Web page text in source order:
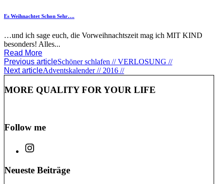
Es Weihnachtet Schon Sehr….
…und ich sage euch, die Vorweihnachtszeit mag ich MIT KIND
besonders! Alles...
Read More
Previous articleSchöner schlafen // VERLOSUNG //
Next articleAdventskalender // 2016 //
MORE QUALITY FOR YOUR LIFE
Follow me
Neueste Beiträge